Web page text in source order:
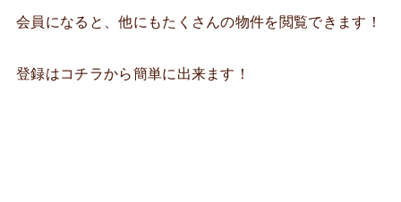
会員になると、他にもたくさんの物件を閲覧できます！
登録はコチラから簡単に出来ます！